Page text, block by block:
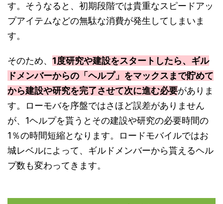
す。そうなると、初期段階では貴重なスピードアッ
プアイテムなどの無駄な消費が発生してしまいま
す。
そのため、 1度研究や建設をスタートしたら、ギル
ドメンバーからの「ヘルプ」をマックスまで貯めて
から建設や研究を完了させて次に進む必要がありま
す。ローモバを序盤ではさほど誤差がありません
が、1ヘルプを貰うとその建設や研究の必要時間の
1％の時間短縮となります。ロードモバイルではお
城レベルによって、ギルドメンバーから貰えるヘル
プ数も変わってきます。